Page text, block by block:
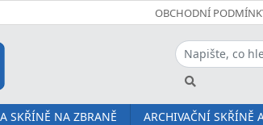
OBCHODNÍ
SKŘÍNĚ NA ZBRANĚ ARCHIVAČNÍ SKŘÍNĚ